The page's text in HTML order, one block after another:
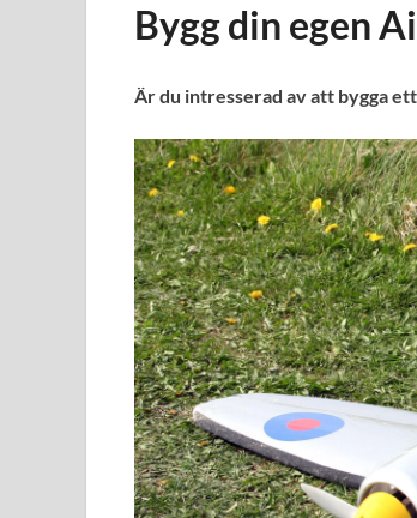
Bygg din egen
Är du intresserad av att bygga